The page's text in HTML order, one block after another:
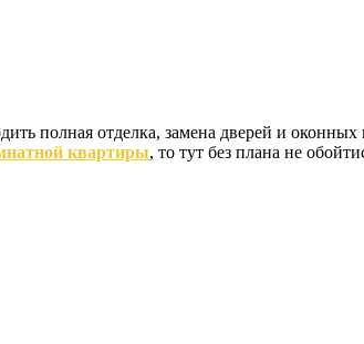
полная отделка, замена дверей и
квартиры, то тут без плана не